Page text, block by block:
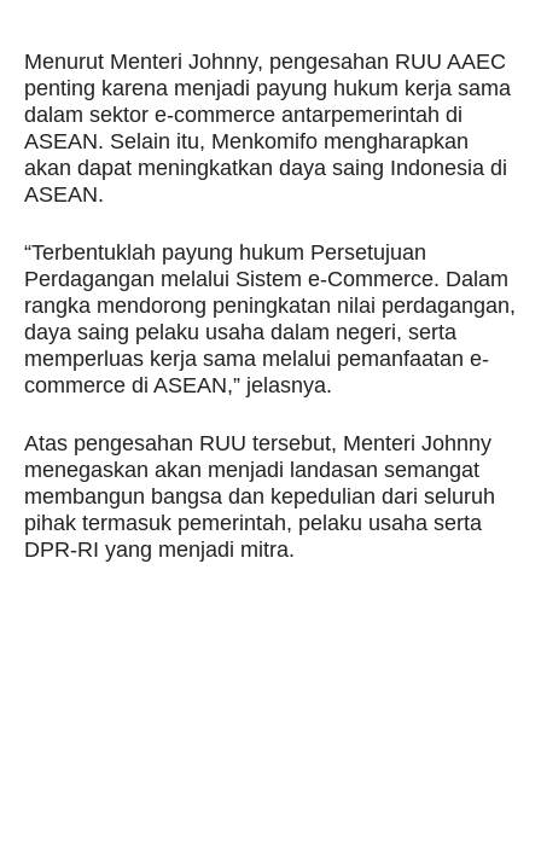
Menurut Menteri Johnny, pengesahan RUU AAEC
penting karena menjadi payung hukum kerja sama
dalam sektor e-commerce antarpemerintah di
ASEAN. Selain itu, Menkomifo mengharapkan
akan dapat meningkatkan daya saing Indonesia di
ASEAN.
“Terbentuklah payung hukum Persetujuan
Perdagangan melalui Sistem e-Commerce. Dalam
rangka mendorong peningkatan nilai perdagangan,
daya saing pelaku usaha dalam negeri, serta
memperluas kerja sama melalui pemanfaatan e-
commerce di ASEAN,” jelasnya.
Atas pengesahan RUU tersebut, Menteri Johnny
menegaskan akan menjadi landasan semangat
membangun bangsa dan kepedulian dari seluruh
pihak termasuk pemerintah, pelaku usaha serta
DPR-RI yang menjadi mitra.